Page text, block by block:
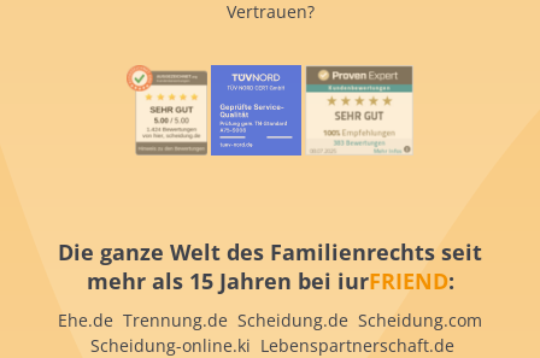
Vertrauen?
Die ganze Welt des Familienrechts seit
mehr als 15 Jahren bei iurFRIEND:
Ehe.de Trennung.de Scheidung.de Scheidung.com
Scheidung-online.ki Lebenspartnerschaft.de